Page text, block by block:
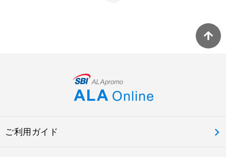
ご利用ガイド